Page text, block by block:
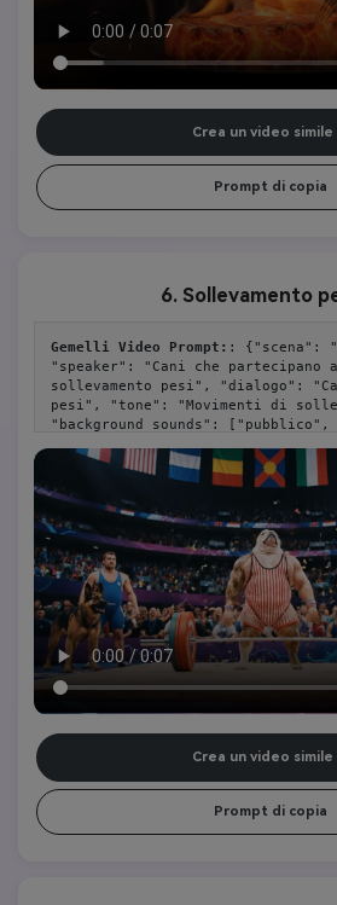
Crea un video simile
Prompt di copia
6. Sollevamento
Gemelli Video Prompt: : {"scena":
"speaker": "Cani che partecipano
sollevamento pesi", "dialogo":
pesi", "tone": "Movimenti di
"background_sounds":
studio, solo chiacchiere sparse",
Crea un video simile
Prompt di copia